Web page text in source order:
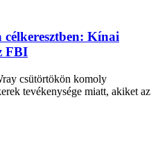
Kínai
FBI
csütörtökön komoly
tevékenysége miatt, akiket az